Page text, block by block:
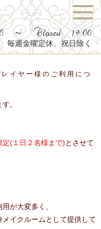
～ Closed 19:00
毎週金曜定休、祝日除く
イヤー様のご利用につ
。
定(１日２名様まで)とさせて
が大変多く、
イクルームとして提供して